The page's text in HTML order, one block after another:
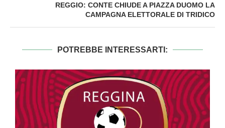
REGGIO: CONTE CHIUDE A PIAZZA DUOMO LA
CAMPAGNA ELETTORALE DI TRIDICO
POTREBBE INTERESSARTI: